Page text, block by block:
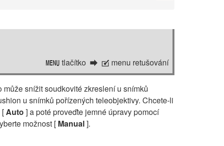
G tlačítko N menu retušování
snížit soudkovité zkreslení u snímků
u snímků pořízených teleobjektivy. Chcete-li
[Auto ] a poté proveďte jemné úpravy pomocí
možnost [ Manual].